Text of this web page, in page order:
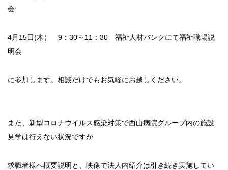
会
4月15日(木） 9：30～11：30 福祉人材バンクにて福祉職場説
明会
に参加します。相談だけでもお気軽にお越しください。
また、新型コロナウイルス感染対策で西山病院グループ内の施設
見学は行えない状況ですが
求職者様へ概要説明と、映像で法人内紹介は引き続き実施してい